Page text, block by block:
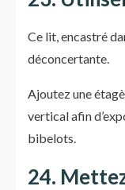
Ce lit, encastré
déconcertante.
Ajoutez une
vertical afin
bibelots.
24.